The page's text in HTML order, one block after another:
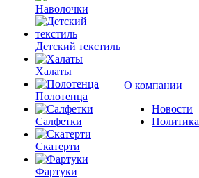
Наволочки
Детский текстиль
Халаты
Полотенца
Салфетки
Скатерти
Фартуки
О компании
Новости
Политика